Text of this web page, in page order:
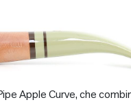
Apple Curve, che